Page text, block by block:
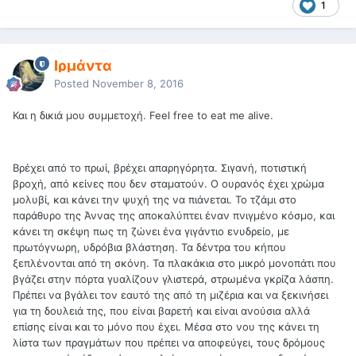
1
Ιρμάντα
Posted November 8, 2016
Και η δικιά μου συμμετοχή. Feel free to eat me alive.
Βρέχει από το πρωί, βρέχει απαρηγόρητα. Σιγανή, ποτιστική
βροχή, από κείνες που δεν σταματούν. Ο ουρανός έχει χρώμα
μολυβί, και κάνει την ψυχή της να πιάνεται. Το τζάμι στο
παράθυρο της Άννας της αποκαλύπτει έναν πνιγμένο κόσμο, και
κάνει τη σκέψη πως τη ζώνει ένα γιγάντιο ενυδρείο, με
πρωτόγνωρη, υδρόβια βλάστηση. Τα δέντρα του κήπου
ξεπλένονται από τη σκόνη. Τα πλακάκια στο μικρό μονοπάτι που
βγάζει στην πόρτα γυαλίζουν γλιστερά, στρωμένα γκρίζα λάσπη.
Πρέπει να βγάλει τον εαυτό της από τη μιζέρια και να ξεκινήσει
για τη δουλειά της, που είναι βαρετή και είναι ανούσια αλλά
επίσης είναι και το μόνο που έχει. Μέσα στο νου της κάνει τη
λίστα των πραγμάτων που πρέπει να αποφεύγει, τους δρόμους